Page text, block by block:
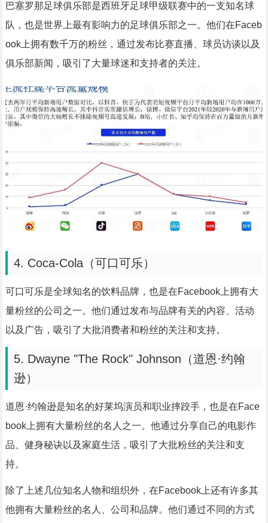
巴塞罗那足球俱乐部是西班牙足球甲级联赛中的一支知名球
队，也是世界上最有影响力的足球俱乐部之一。他们在Faceb
ook上拥有数千万的粉丝，通过发布比赛直播、球员访谈以及
俱乐部新闻，吸引了大量球迷和支持者的关注。
4. Coca-Cola（可口可乐）
可口可乐是全球知名的饮料品牌，也是在Facebook上拥有大
量粉丝的公司之一。他们通过发布与品牌有关的内容、活动
以及广告，吸引了大批消费者和粉丝的关注和支持。
5. Dwayne "The Rock" Johnson（道恩·约翰
逊）
道恩·约翰逊是知名的好莱坞演员和职业摔跤手，也是在Face
book上拥有大量粉丝的名人之一。他通过分享自己的电影作
品、健身秘诀以及家庭生活，吸引了大批粉丝的关注和支
持。
除了上述几位知名人物和组织外，在Facebook上还有许多其
他拥有大量粉丝的名人、公司和品牌。他们通过不同的方式